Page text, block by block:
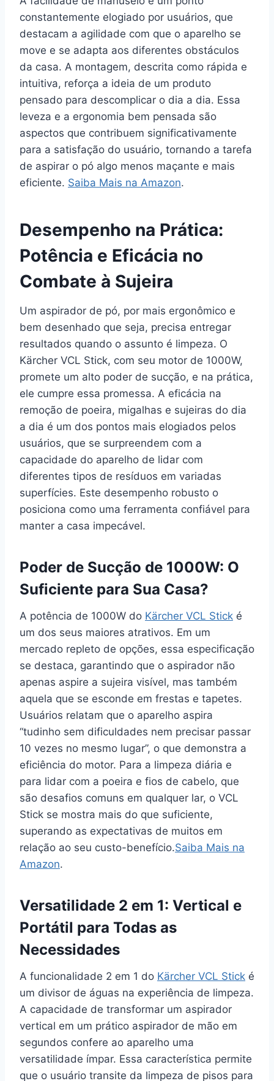
constantemente elogiado por usuários, que
destacam a agilidade com que o aparelho se
move e se adapta aos diferentes obstáculos
da casa. A montagem, descrita como rápida e
intuitiva, reforça a ideia de um produto
pensado para descomplicar o dia a dia. Essa
leveza e a ergonomia bem pensada são
aspectos que contribuem significativamente
para a satisfação do usuário, tornando a tarefa
de aspirar o pó algo menos maçante e mais
eficiente. Saiba Mais na Amazon.
Desempenho na Prática:
Potência e Eficácia no
Combate à Sujeira
Um aspirador de pó, por mais ergonômico e
bem desenhado que seja, precisa entregar
resultados quando o assunto é limpeza. O
Kärcher VCL Stick, com seu motor de 1000W,
promete um alto poder de sucção, e na prática,
ele cumpre essa promessa. A eficácia na
remoção de poeira, migalhas e sujeiras do dia
a dia é um dos pontos mais elogiados pelos
usuários, que se surpreendem com a
capacidade do aparelho de lidar com
diferentes tipos de resíduos em variadas
superfícies. Este desempenho robusto o
posiciona como uma ferramenta confiável para
manter a casa impecável.
Poder de Sucção de 1000W: O
Suficiente para Sua Casa?
A potência de 1000W do Kärcher VCL Stick é
um dos seus maiores atrativos. Em um
mercado repleto de opções, essa especificação
se destaca, garantindo que o aspirador não
apenas aspire a sujeira visível, mas também
aquela que se esconde em frestas e tapetes.
Usuários relatam que o aparelho aspira
“tudinho sem dificuldades nem precisar passar
10 vezes no mesmo lugar”, o que demonstra a
eficiência do motor. Para a limpeza diária e
para lidar com a poeira e fios de cabelo, que
são desafios comuns em qualquer lar, o VCL
Stick se mostra mais do que suficiente,
superando as expectativas de muitos em
relação ao seu custo-benefício.Saiba Mais na
Amazon.
Versatilidade 2 em 1: Vertical e
Portátil para Todas as
Necessidades
A funcionalidade 2 em 1 do Kärcher VCL Stick é
um divisor de águas na experiência de limpeza.
A capacidade de transformar um aspirador
vertical em um prático aspirador de mão em
segundos confere ao aparelho uma
versatilidade ímpar. Essa característica permite
que o usuário transite da limpeza de pisos para